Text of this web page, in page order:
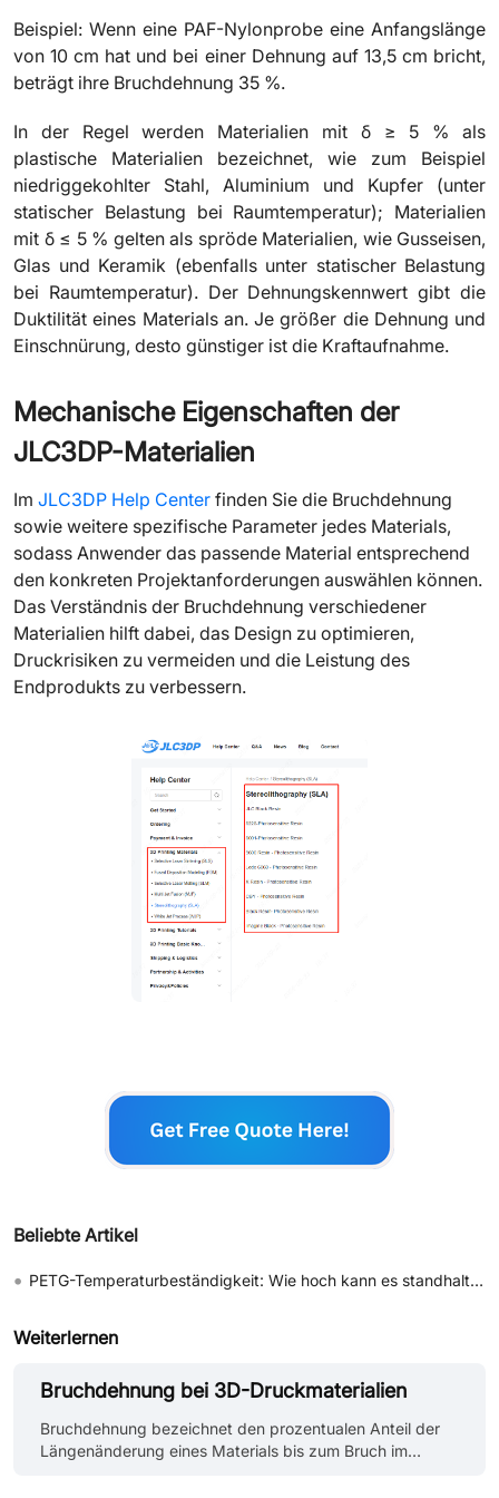
Beispiel: Wenn eine PAF-Nylonprobe eine Anfangslänge
von 10 cm hat und bei einer Dehnung auf 13,5 cm bricht,
beträgt ihre Bruchdehnung 35 %.
In der Regel werden Materialien mit δ ≥ 5 % als
plastische Materialien bezeichnet, wie zum Beispiel
niedriggekohlter Stahl, Aluminium und Kupfer (unter
statischer Belastung bei Raumtemperatur); Materialien
mit δ ≤ 5 % gelten als spröde Materialien, wie Gusseisen,
Glas und Keramik (ebenfalls unter statischer Belastung
bei Raumtemperatur). Der Dehnungskennwert gibt die
Duktilität eines Materials an. Je größer die Dehnung und
Einschnürung, desto günstiger ist die Kraftaufnahme.
Mechanische Eigenschaften der
JLC3DP-Materialien
Im JLC3DP Help Center finden Sie die Bruchdehnung
sowie weitere spezifische Parameter jedes Materials,
sodass Anwender das passende Material entsprechend
den konkreten Projektanforderungen auswählen können.
Das Verständnis der Bruchdehnung verschiedener
Materialien hilft dabei, das Design zu optimieren,
Druckrisiken zu vermeiden und die Leistung des
Endprodukts zu verbessern.
Beliebte Artikel
• PETG-Temperaturbeständigkeit: Wie hoch kann es standhalten?
Weiterlernen
Bruchdehnung bei 3D-Druckmaterialien
Bruchdehnung bezeichnet den prozentualen Anteil der
Längenänderung eines Materials bis zum Bruch im